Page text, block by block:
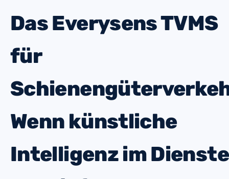
Das Everysens TVMS
für
Wenn künstliche
Intelligenz im Dienste